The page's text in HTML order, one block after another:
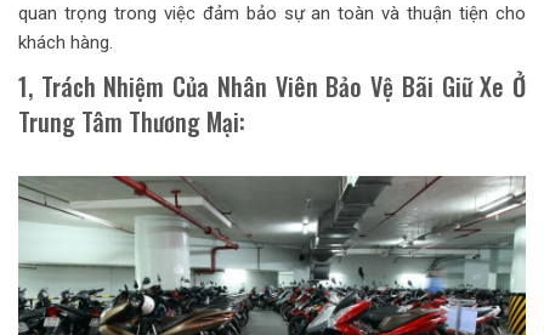
quan trọng trong việc đảm bảo sự an toàn và thuận tiện cho
khách hàng.
1, Trách Nhiệm Của Nhân Viên Bảo Vệ Bãi Giữ Xe Ở
Trung Tâm Thương Mại: